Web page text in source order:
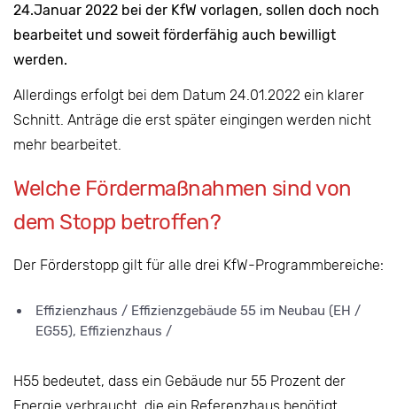
24.Januar 2022 bei der KfW vorlagen, sollen doch noch
bearbeitet und soweit förderfähig auch bewilligt
werden.
Allerdings erfolgt bei dem Datum 24.01.2022 ein klarer
Schnitt. Anträge die erst später eingingen werden nicht
mehr bearbeitet.
Welche Fördermaßnahmen sind von
dem Stopp betroffen?
Der Förderstopp gilt für alle drei KfW-Programmbereiche:
Effizienzhaus / Effizienzgebäude 55 im Neubau (EH /
EG55), Effizienzhaus /
H55 bedeutet, dass ein Gebäude nur 55 Prozent der